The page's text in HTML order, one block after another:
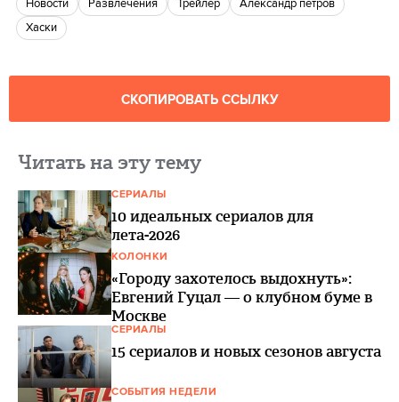
новости Развлечения Трейлер
александр петров
Хаски
СКОПИРОВАТЬ ССЫЛКУ
Читать на эту тему
СЕРИАЛЫ
10 идеальных сериалов для
лета-2026
КОЛОНКИ
«Городу захотелось выдохнуть»:
Евгений Гуцал — о клубном буме в
Москве
СЕРИАЛЫ
15 сериалов и новых сезонов августа
СОБЫТИЯ НЕДЕЛИ